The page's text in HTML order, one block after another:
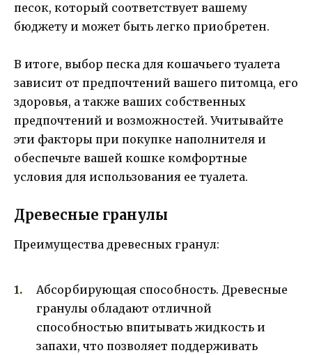
песок, который соответствует вашему
бюджету и может быть легко приобретен.
В итоге, выбор песка для кошачьего туалета
зависит от предпочтений вашего питомца, его
здоровья, а также ваших собственных
предпочтений и возможностей. Учитывайте
эти факторы при покупке наполнителя и
обеспечьте вашей кошке комфортные
условия для использования ее туалета.
Древесные гранулы
Преимущества древесных гранул:
Абсорбирующая способность. Древесные
гранулы обладают отличной
способностью впитывать жидкость и
запахи, что позволяет поддерживать